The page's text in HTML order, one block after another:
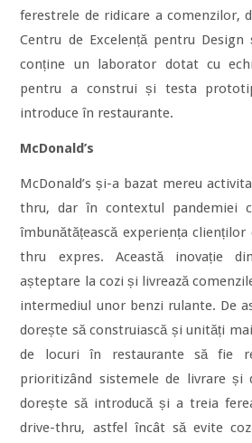
ferestrele de ridicare a comenzilor,
Centru de Excelență pentru Design
conține un laborator dotat cu
pentru a construi și testa
introduce în restaurante.
McDonald’s
McDonald’s și-a bazat mereu
thru, dar în contextul pandemiei
îmbunătățească experiența
thru expres. Această inovație
așteptare la cozi și livrează
intermediul unor benzi rulante. De
dorește să construiască și unități
de locuri în restaurante să fie
prioritizând sistemele de livrare și
dorește să introducă și a treia
drive-thru, astfel încât să evite